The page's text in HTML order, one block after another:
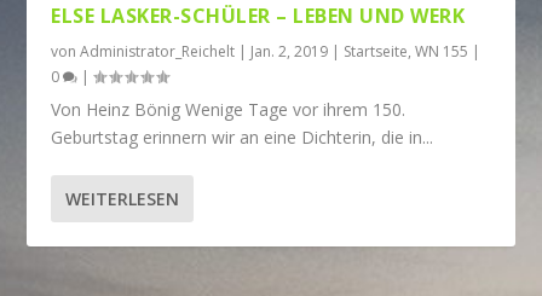
ELSE LASKER-SCHÜLER – LEBEN UND WERK
vonAdministrator_Reichelt | Jan. 2, 2019 | Startseite,WN 155 |
0
|
Von Heinz Bönig Wenige Tage vor ihrem 150.
Geburtstag erinnern wir an eine Dichterin, die in...
WEITERLESEN